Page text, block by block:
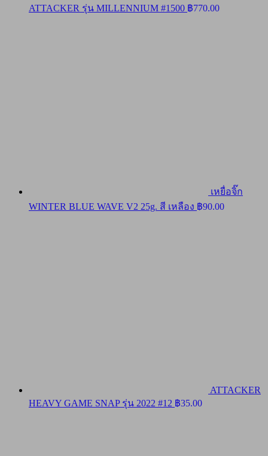
ATTACKER รุ่น MILLENNIUM #1500 ฿770.00
เหยื่อจิ๊ก
WINTER BLUE WAVE V2 25g. สี เหลือง ฿90.00
ATTACKER
HEAVY GAME SNAP รุ่น 2022 #12 ฿35.00